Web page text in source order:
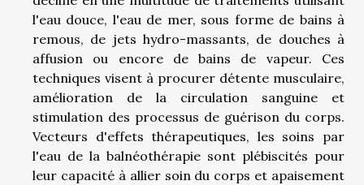
l'eau douce, l'eau de mer, sous forme de bains à
remous, de jets hydro-massants, de douches à
affusion ou encore de bains de vapeur. Ces
techniques visent à procurer détente musculaire,
amélioration de la circulation sanguine et
stimulation des processus de guérison du corps.
Vecteurs d'effets thérapeutiques, les soins par
l'eau de la balnéothérapie sont plébiscités pour
leur capacité à allier soin du corps et apaisement